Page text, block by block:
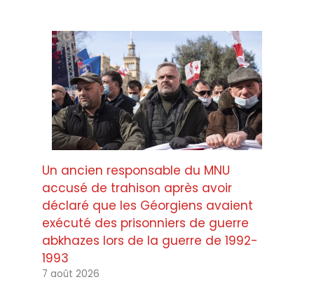
Un ancien responsable du MNU
accusé de trahison après avoir
déclaré que les Géorgiens avaient
exécuté des prisonniers de guerre
abkhazes lors de la guerre de 1992-
1993
7 août 2026